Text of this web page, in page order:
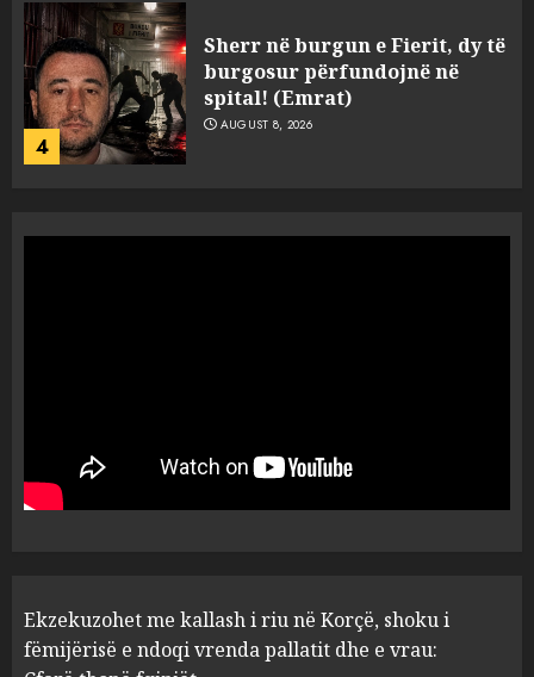
4
Sherr në burgun e Fierit, dy të
burgosur përfundojnë në
spital! (Emrat)
AUGUST 8, 2026
1
ndoqi vrenda pallatit dhe e
vrau: Çfarë thonë fqinjët
AUGUST 8, 2026
zjarresh në 8 qarqe
paralajmëron Instituti i
Ekzekuzohet me kallash i riu në Korçë, shoku i
fëmijërisë e ndoqi vrenda pallatit dhe e vrau: